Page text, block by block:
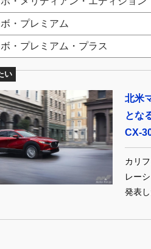
・プレミアム
・プレミアム・プラス
い
北米
とな
CX-
カリ
レー
発表
販売